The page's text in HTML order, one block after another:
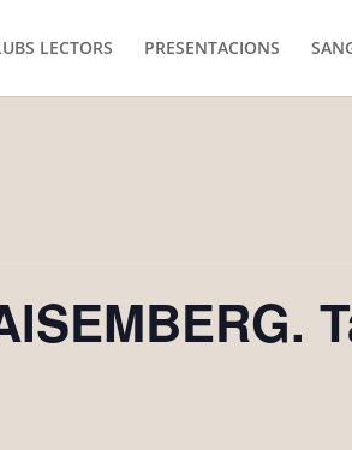
LECTORS PRESENTACIONS